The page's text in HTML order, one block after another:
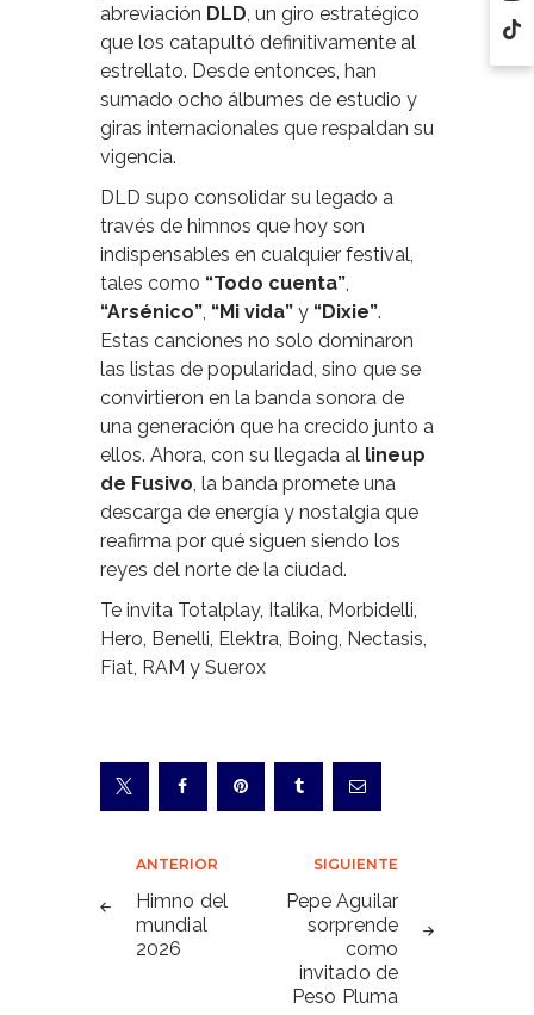
abreviación DLD , un giro estratégico
que los catapultó definitivamente al
estrellato. Desde entonces, han
sumado ocho álbumes de estudio y
giras internacionales que respaldan su
vigencia.
DLD supo consolidar su legado a
través de himnos que hoy son
indispensables en cualquier festival,
tales como “Todo cuenta”
“Arsénico” “Mi vida” y “Dixie”.
Estas canciones no solo dominaron
las listas de popularidad, sino que se
convirtieron en la banda sonora de
una generación que ha crecido junto a
ellos. Ahora, con su llegada al lineup
de Fusivo , la banda promete una
descarga de energía y nostalgia que
reafirma por qué siguen siendo los
reyes del norte de la ciudad.
Te invita Totalplay, Italika, Morbidelli,
Hero, Benelli, Elektra, Boing, Nectasis,
Fiat, RAM y Suerox
Navegación
de
entradas
ANTERIOR
Himno del
mundial
2026
SIGUIENTE
Pepe Aguilar
sorprende
como
invitado de
Peso Pluma